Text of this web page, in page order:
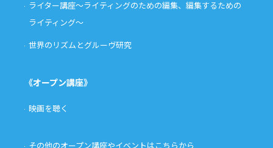
ライター講座〜ライティングのための編集、編集するための
ライティング〜
世界のリズムとグルーヴ研究
《オープン講座》
映画を聴く
その他のオープン講座やイベントはこちらから